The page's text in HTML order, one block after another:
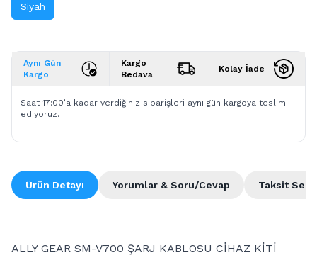
Siyah
Aynı Gün
Kargo
Kargo
Bedava
Kolay İade
Saat 17:00’a kadar verdiğiniz siparişleri aynı gün kargoya teslim
ediyoruz.
Ürün Detayı Taksit
Yorumlar & Soru/Cevap
ALLY GEAR SM-V700 ŞARJ KABLOSU CİHAZ KİTİ